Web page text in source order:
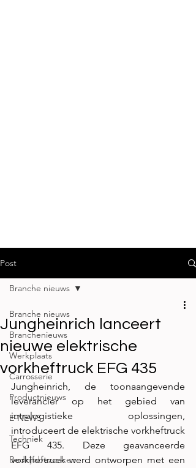
Post
Branche nieuws
Branchenieuws
Werkplaats
Carrosserie
Productnieuws
E-NEWS
Techniek
Bedrijfsbezoeken
Branche nieuws
Jungheinrich lanceert
nieuwe elektrische
vorkheftruck EFG 435
Jungheinrich, de toonaangevende
leverancier op het gebied van
intralogistieke oplossingen,
introduceert de elektrische vorkheftruck
EFG 435. Deze geavanceerde
vorkheftruck werd ontworpen met een